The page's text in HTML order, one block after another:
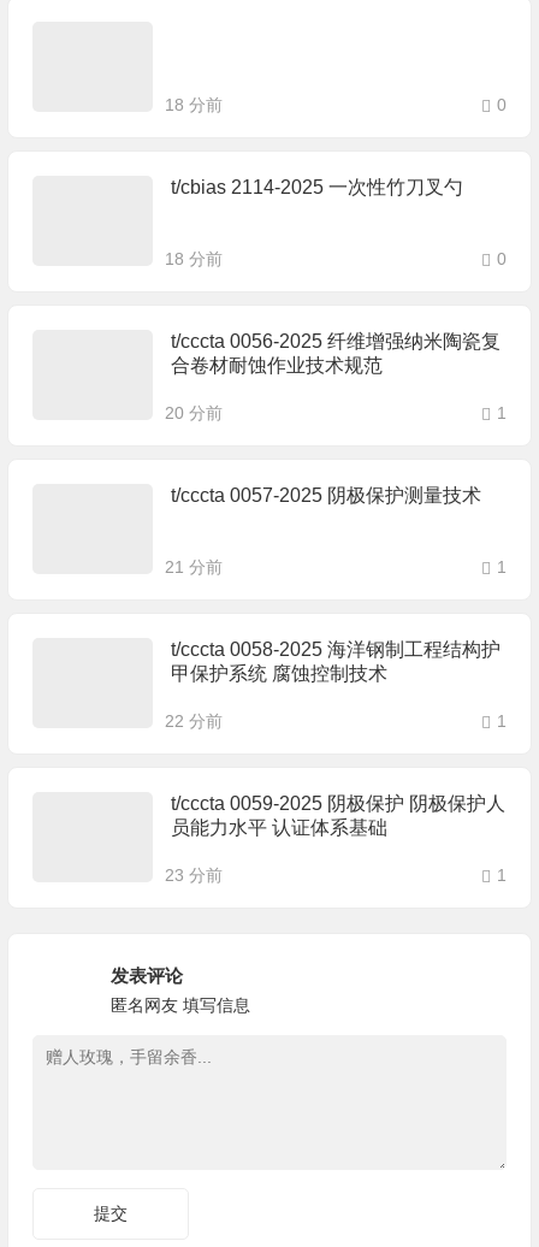
18 分前 0
t/cbias 2114-2025 一次性竹刀叉勺
18 分前 0
t/cccta 0056-2025 纤维增强纳米陶瓷复
合卷材耐蚀作业技术规范
20 分前 1
t/cccta 0057-2025 阴极保护测量技术
21 分前 1
t/cccta 0058-2025 海洋钢制工程结构护
甲保护系统 腐蚀控制技术
22 分前 1
t/cccta 0059-2025 阴极保护 阴极保护人
员能力水平 认证体系基础
23 分前 1
发表评论
匿名网友 填写信息